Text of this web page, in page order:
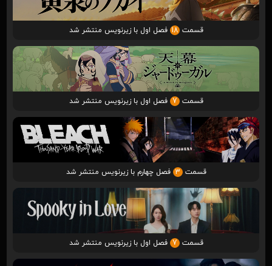
قسمت18 فصل اول با زیرنویس منتشر شد
قسمت 7 فصل اول با زیرنویس منتشر شد
قسمت 3 فصل چهارم با زیرنویس منتشر شد
قسمت 7 فصل اول با زیرنویس منتشر شد